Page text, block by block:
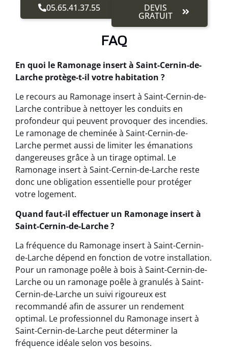
05.65.41.37.55 DEVIS
GRATUIT
FAQ
En quoi le Ramonage insert à Saint-Cernin-de-
Larche protège-t-il votre habitation ?
Le recours au Ramonage insert à Saint-Cernin-de-
Larche contribue à nettoyer les conduits en
profondeur qui peuvent provoquer des incendies.
Le ramonage de cheminée à Saint-Cernin-de-
Larche permet aussi de limiter les émanations
dangereuses grâce à un tirage optimal. Le
Ramonage insert à Saint-Cernin-de-Larche reste
donc une obligation essentielle pour protéger
votre logement.
Quand faut-il effectuer un Ramonage insert à
Saint-Cernin-de-Larche ?
La fréquence du Ramonage insert à Saint-Cernin-
de-Larche dépend en fonction de votre installation.
Pour un ramonage poêle à bois à Saint-Cernin-de-
Larche ou un ramonage poêle à granulés à Saint-
Cernin-de-Larche un suivi rigoureux est
recommandé afin de assurer un rendement
optimal. Le professionnel du Ramonage insert à
Saint-Cernin-de-Larche peut déterminer la
fréquence idéale selon vos besoins.